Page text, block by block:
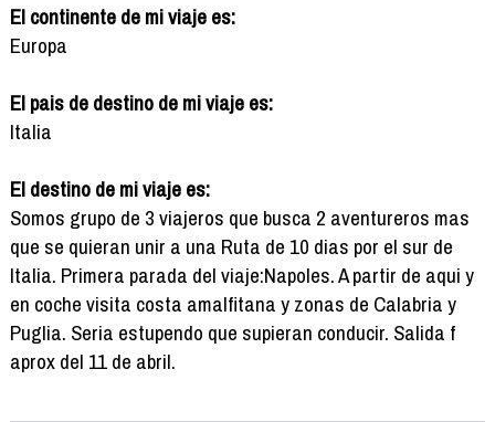
El continente de mi viaje es:
Europa
El pais de destino de mi viaje es:
Italia
El destino de mi viaje es:
Somos grupo de 3 viajeros que busca 2 aventureros mas
que se quieran unir a una Ruta de 10 dias por el sur de
Italia. Primera parada del viaje:Napoles. A partir de aqui y
en coche visita costa amalfitana y zonas de Calabria y
Puglia. Seria estupendo que supieran conducir. Salida f
aprox del 11 de abril.